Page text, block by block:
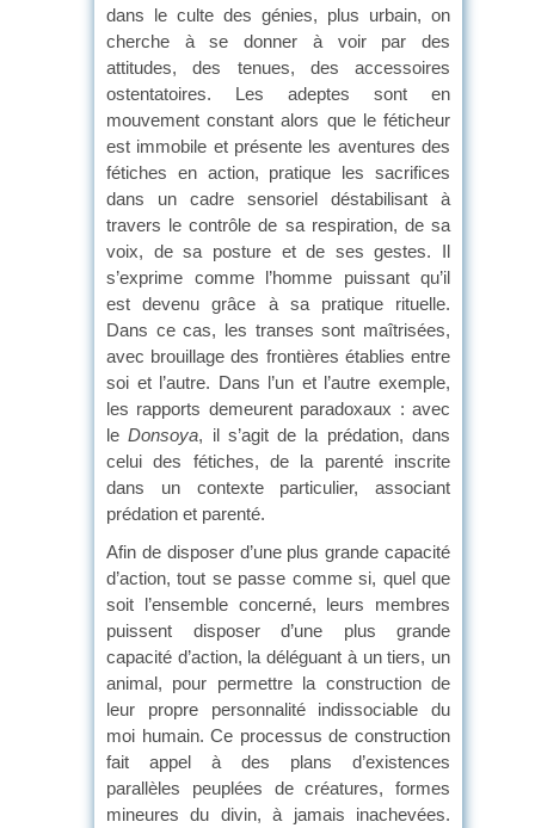
dans le culte des génies, plus urbain, on
cherche à se donner à voir par des
attitudes, des tenues, des accessoires
ostentatoires. Les adeptes sont en
mouvement constant alors que le féticheur
est immobile et présente les aventures des
fétiches en action, pratique les sacrifices
dans un cadre sensoriel déstabilisant à
travers le contrôle de sa respiration, de sa
voix, de sa posture et de ses gestes. Il
s’exprime comme l’homme puissant qu’il
est devenu grâce à sa pratique rituelle.
Dans ce cas, les transes sont maîtrisées,
avec brouillage des frontières établies entre
soi et l’autre. Dans l’un et l’autre exemple,
les rapports demeurent paradoxaux : avec
leDonsoya, il s’agit de la prédation, dans
celui des fétiches, de la parenté inscrite
dans un contexte particulier, associant
prédation et parenté.
Afin de disposer d’une plus grande capacité
d’action, tout se passe comme si, quel que
soit l’ensemble concerné, leurs membres
puissent disposer d’une plus grande
capacité d’action, la déléguant à un tiers, un
animal, pour permettre la construction de
leur propre personnalité indissociable du
moi humain. Ce processus de construction
fait appel à des plans d’existences
parallèles peuplées de créatures, formes
mineures du divin, à jamais inachevées.